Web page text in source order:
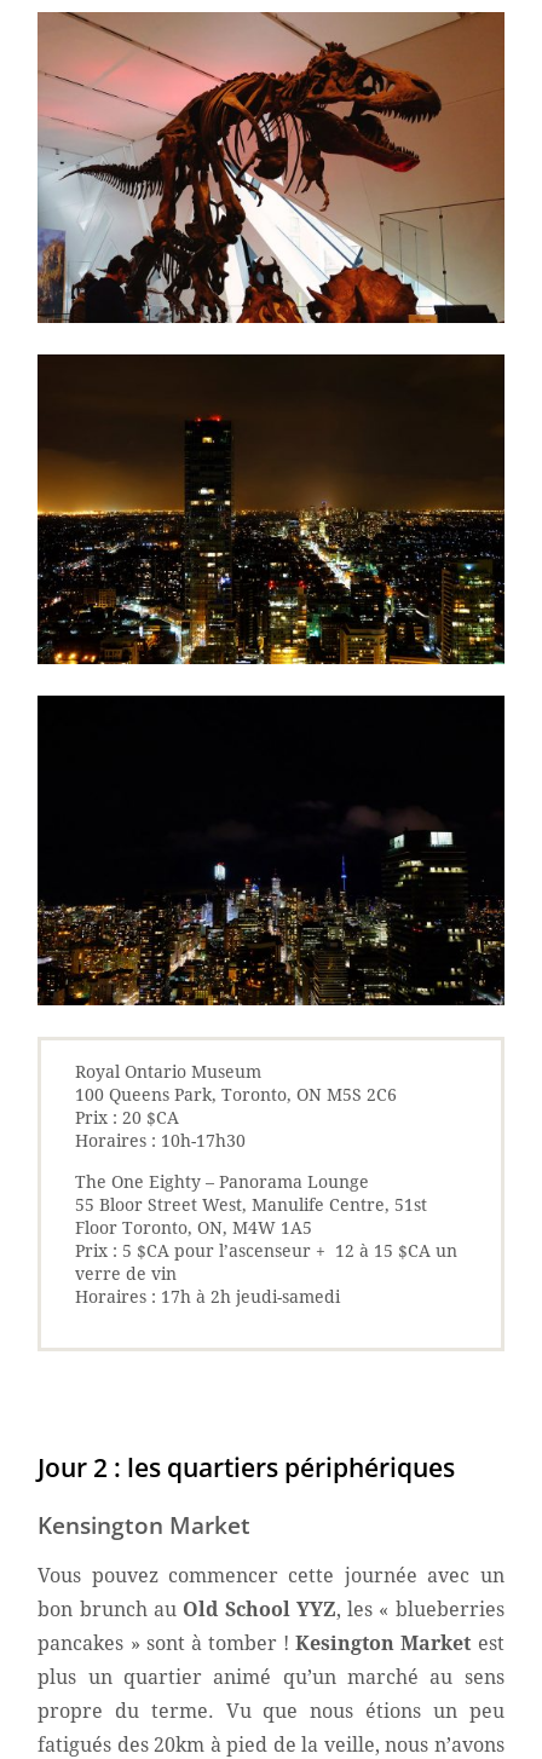
Royal Ontario Museum
100 Queens Park, Toronto, ON M5S 2C6
Prix : 20 $CA
Horaires : 10h-17h30
The One Eighty – Panorama Lounge
55 Bloor Street West, Manulife Centre, 51st
Floor Toronto, ON, M4W 1A5
Prix : 5 $CA pour l’ascenseur + 12 à 15 $CA un
verre de vin
Horaires : 17h à 2h jeudi-samedi
Jour 2 : les quartiers périphériques
Kensington Market
Vous pouvez commencer cette journée avec un
bon brunch au Old School YYZ, les « blueberries
pancakes » sont à tomber !Kesington Market est
plus un quartier animé qu’un marché au sens
propre du terme. Vu que nous étions un peu
fatigués des 20km à pied de la veille, nous n’avons